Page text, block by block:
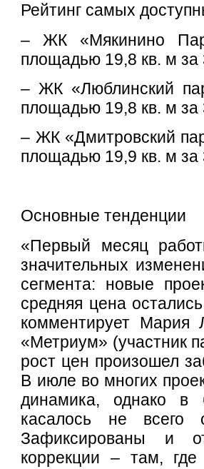
Рейтинг самых
– ЖК «Мякинино
площадью 19,8 кв. м за
– ЖК «Люблинский
площадью 19,8 кв. м за
– ЖК «Дмитровский
площадью 19,9 кв. м за
Основные тенденции
«Первый месяц
значительных
сегмента: новые
средняя цена
комментирует Мария
«Метриум» (участник
рост цен произошел
В июле во многих
динамика, однако в
касалось не всего
Зафиксированы и
коррекции – там,